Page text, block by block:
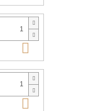
Do košíku